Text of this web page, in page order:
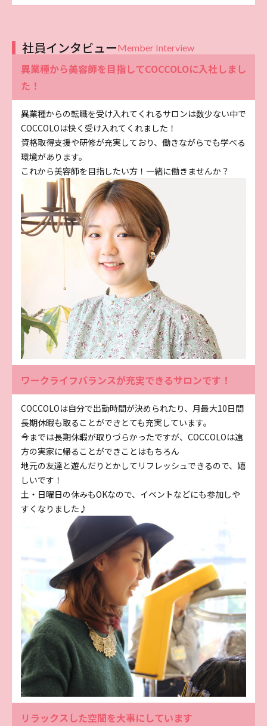
社員インタビューMember Interview
異業種から美容師を目指してCOCCOLOに入社しまし
た！
異業種からの転職を受け入れてくれるサロンは数少ない中で
COCCOLOは快く受け入れてくれました！
資格取得支援や研修が充実しており、働きながらでも学べる
環境があります。
これから美容師を目指したい方！一緒に働きませんか？
ワークライフバランスが充実できるサロンです！
COCCOLOは自分で出勤時間が決められたり、月最大10日間
長期休暇も取ることができとても充実しています。
今までは長期休暇が取りづらかったですが、COCCOLOは遠
方の実家に帰ることができことはもちろん
地元の友達と遊んだりとかしてリフレッシュできるので、嬉
しいです！
土・日曜日の休みもOKなので、イベントなどにも参加しや
すくなりました♪
リラックスした空間を大事にしています